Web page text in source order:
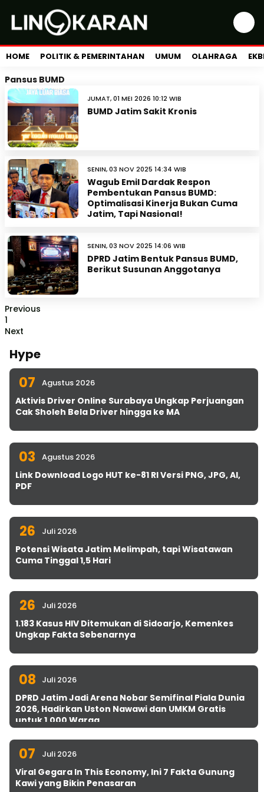
HOME POLITIK & PEMERINTAHAN UMUM OLAHRAGA
Pansus BUMD
JUMAT, 01 MEI 2026 10:12 WIB
BUMD Jatim Sakit Kronis
SENIN, 03 NOV 2025 14:34 WIB
Wagub Emil Dardak Respon
Pembentukan Pansus BUMD:
Optimalisasi Kinerja Bukan Cuma
Jatim, Tapi Nasional!
SENIN, 03 NOV 2025 14:06 WIB
DPRD Jatim Bentuk Pansus BUMD,
Berikut Susunan Anggotanya
Previous
1
Next
Hype
07 Agustus 2026
Aktivis Driver Online Surabaya Ungkap Perjuangan
Cak Sholeh Bela Driver hingga ke MA
03 Agustus 2026
Link Download Logo HUT ke-81 RI Versi PNG, JPG, AI,
PDF
26 Juli 2026
Potensi Wisata Jatim Melimpah, tapi Wisatawan
Cuma Tinggal 1,5 Hari
26 Juli 2026
1.183 Kasus HIV Ditemukan di Sidoarjo, Kemenkes
Ungkap Fakta Sebenarnya
08 Juli 2026
DPRD Jatim Jadi Arena Nobar Semifinal Piala Dunia
2026, Hadirkan Uston Nawawi dan UMKM Gratis
untuk 1.000 Warga
07 Juli 2026
Viral Gegara In This Economy, Ini 7 Fakta Gunung
Kawi yang Bikin Penasaran